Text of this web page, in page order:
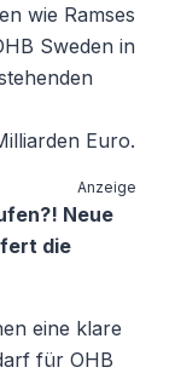
wie Ramses
Sweden in
Euro.
Anzeige
Neue
die
eine klare
für OHB